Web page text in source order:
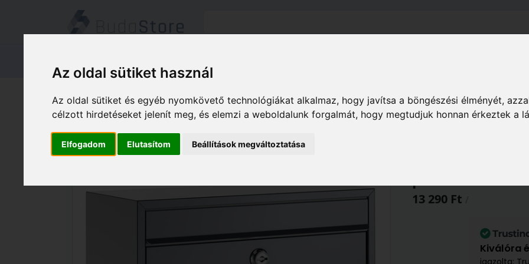
Az oldal sütiket használ
Az oldal sütiket és egyéb nyomkövető technológiákat alkalmaz, hogy javítsa a böngészési élményét,
célzott hirdetéseket jelenít meg, és elemzi a weboldalunk forgalmát, hogy megtudjuk honnan érkeztek a
Elfogadom Elutasítom Beállítások megváltoztatása
Termékeink HÁZ KERT HOBBY Ház Kaputechnika Postaládák
Horganyzott
Basi BK 900 Ezüst nagyméretű társasházi postaláda B21700661
13 290 Ft
Kiválóra
igazolta: